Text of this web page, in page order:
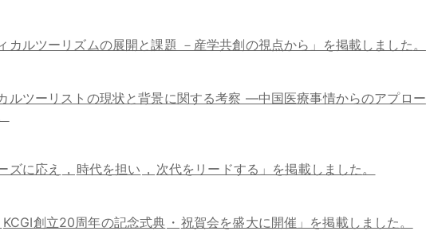
カルツーリズムの展開と課題 －産学共創の視点から」を掲載しました 。
ルツーリストの現状と背景に関する考察 ―中国医療事情からのアプロー
ズに応え
， 時代を担い ， 次代をリードする」を掲載しました 。
KCGI創立20周年の記念式典 ・ 祝賀会を盛大に開催」を掲載しました 。